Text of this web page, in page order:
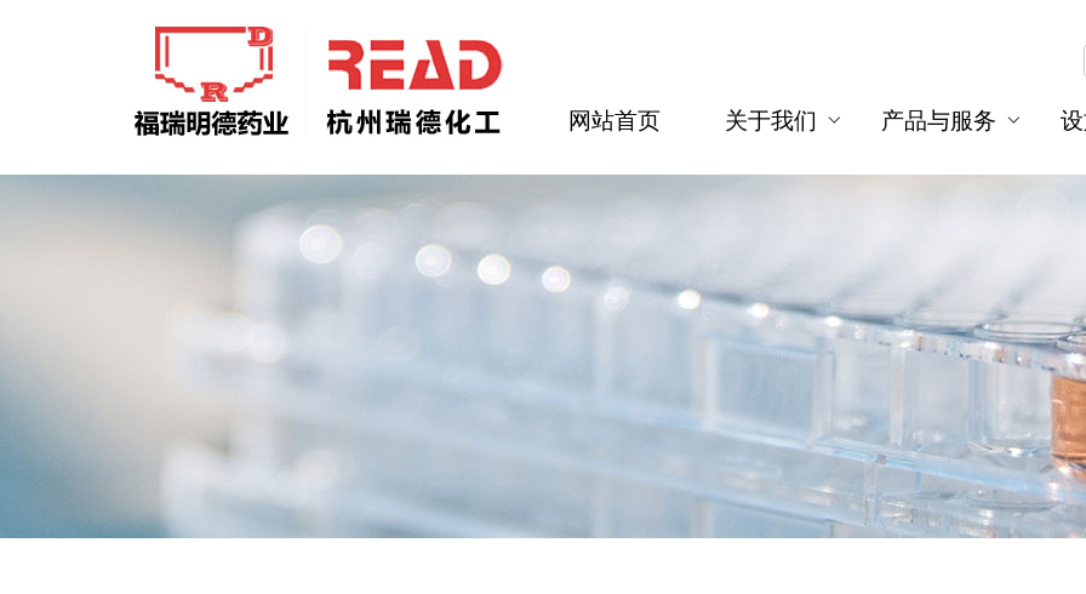
网站首页 关于我们 产品与服务